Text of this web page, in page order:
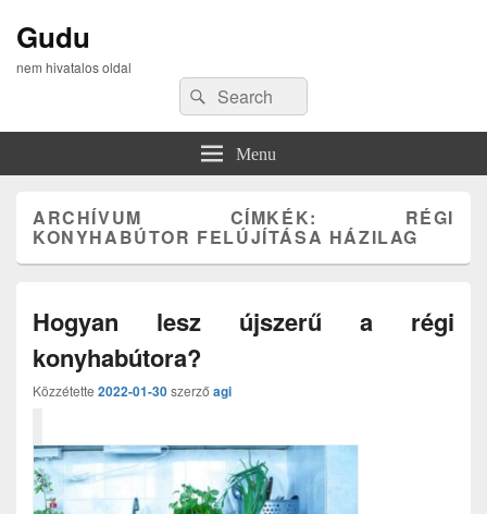
Gudu
nem hivatalos oldal
Search
for:
Search
Menu
ARCHÍVUM CÍMKÉK: RÉGI
KONYHABÚTOR FELÚJÍTÁSA HÁZILAG
Hogyan lesz újszerű a régi
konyhabútora?
Közzétette 2022-01-30szerző agi